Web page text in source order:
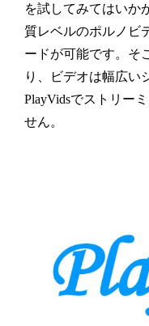
を試してみてはいか
質レベルのポルノビ
ードが可能です。そ
り、ビデオは幅広い
PlayVidsでストリー
せん。